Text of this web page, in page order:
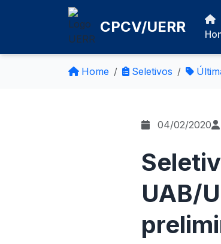
CPCV/UERR
Home Seletivos
04/02/2020
UAB/